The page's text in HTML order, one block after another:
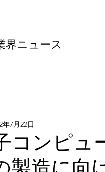
界ニュース
コンピュ
製造に向
年7月22日